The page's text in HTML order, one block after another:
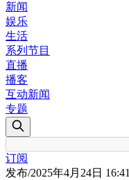
新闻
娱乐
生活
系列节目
直播
播客
互动新闻
专题
订阅
发布/2025年4月24日 16:41